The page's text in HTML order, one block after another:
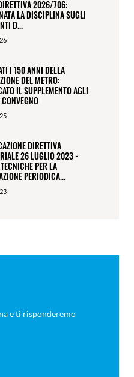
2026/706:
LA DISCIPLINA SUGLI
D...
I 150 ANNI DELLA
DEL METRO:
IL SUPPLEMENTO AGLI
DIRETTIVA
26 LUGLIO 2023 -
PER LA
PERIODICA...
e ti risponderemo